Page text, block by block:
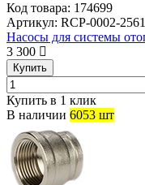
Код товара: 174699
Артикул: RCP-0002-
Насосы для системы
3 300
Купить
Купить в 1 клик
В наличии 6053 шт